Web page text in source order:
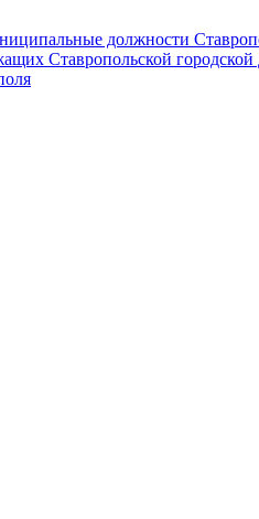
должности
Ставропольской